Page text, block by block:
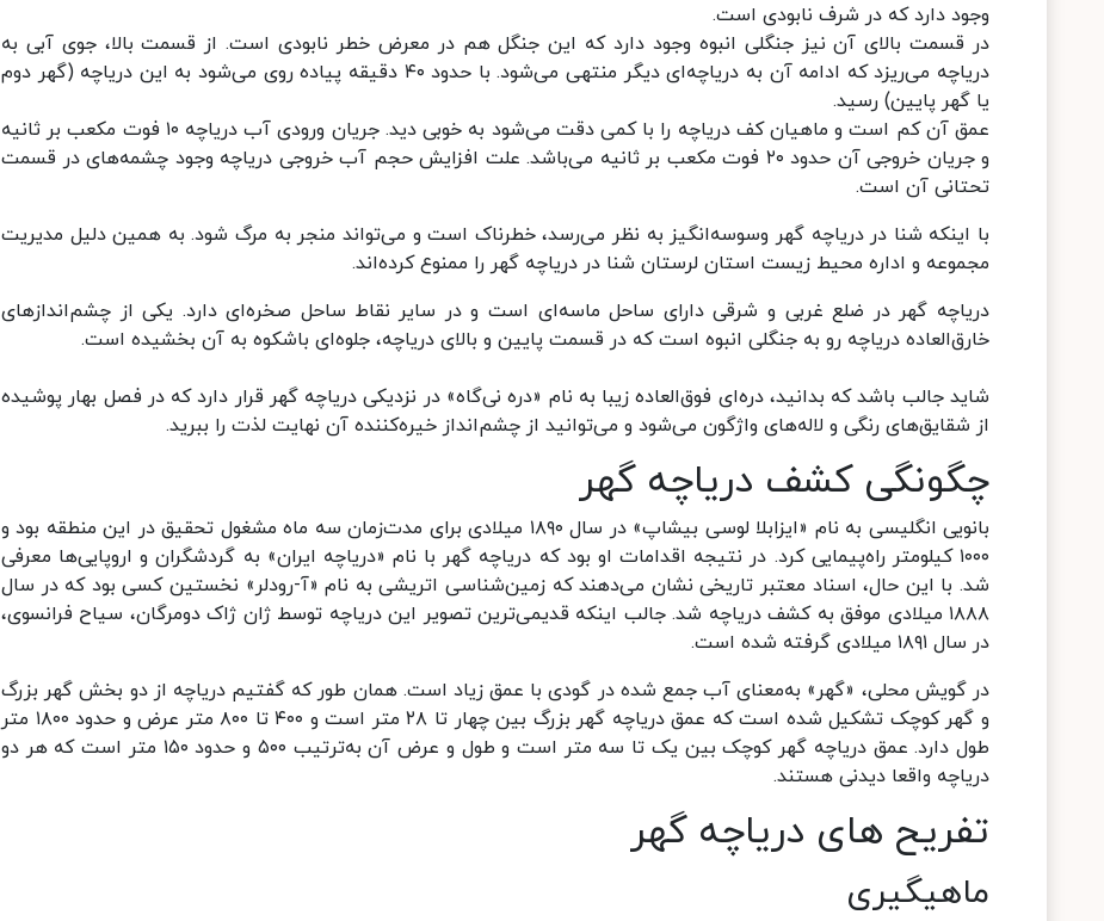
وجود دارد که در شرف نابودی است.
در قسمت بالای آن نیز جنگلی انبوه وجود دارد که این جنگل هم در معرض خطر نابودی است. از قسمت بالا، جوی آبی به
دریاچه می‌ریزد که ادامه آن به دریاچه‌ای دیگر منتهی می‌شود. با حدود ۴۰ دقیقه پیاده روی می‌شود به این دریاچه (گهر دوم
یا گهر پایین) رسید.
عمق آن کم است و ماهیان کف دریاچه را با کمی دقت می‌شود به خوبی دید. جریان ورودی آب دریاچه ۱۰ فوت مکعب بر ثانیه
و جریان خروجی آن حدود ۲۰ فوت مکعب بر ثانیه می‌باشد. علت افزایش حجم آب خروجی دریاچه وجود چشمه‌های در قسمت
تحتانی آن است.
با اینکه شنا در دریاچه گهر وسوسه‌انگیز به نظر می‌رسد، خطرناک است و می‌تواند منجر به مرگ شود. به همین دلیل مدیریت
مجموعه و اداره محیط زیست استان لرستان شنا در دریاچه گهر را ممنوع کرده‌اند.
دریاچه گهر در ضلع غربی و شرقی دارای ساحل ماسه‌ای است و در سایر نقاط ساحل صخره‌ای دارد. یکی از چشم‌اندازهای
خارق‌العاده دریاچه رو به جنگلی انبوه است که در قسمت پایین و بالای دریاچه، جلوه‌ای باشکوه به آن بخشیده‌ است.
شاید جالب باشد که بدانید، دره‌ای فوق‌العاده زیبا به نام «دره نی‌گاه» در نزدیکی دریاچه گهر قرار دارد که در فصل بهار پوشیده
از شقایق‌های رنگی و لاله‌های واژگون می‌شود و می‌توانید از چشم‌انداز خیره‌کننده‌ آن نهایت لذت را ببرید.
چگونگی کشف دریاچه گهر
بانویی انگلیسی به نام «ایزابلا لوسی بیشاپ» در سال ۱۸۹۰ میلادی برای مدت‌زمان سه ماه مشغول تحقیق در این منطقه بود و
۱۰۰۰ کیلومتر راه‌پیمایی کرد. در نتیجه اقدامات او بود که دریاچه گهر با نام «دریاچه ایران» به گردشگران و اروپایی‌ها معرفی
شد. با این حال، اسناد معتبر تاریخی نشان می‌دهند که زمین‌شناسی اتریشی به نام «آ-رودلر» نخستین کسی بود که در سال
۱۸۸۸ میلادی موفق به کشف دریاچه شد. جالب اینکه قدیمی‌ترین تصویر این دریاچه توسط ژان ژاک دومرگان، سیاح فرانسوی،
در سال ۱۸۹۱ میلادی گرفته شده ‌است.
در گویش محلی، «گهر» به‌معنای آب جمع شده در گودی با عمق زیاد است. همان طور که گفتیم دریاچه از دو بخش گهر بزرگ
و گهر کوچک تشکیل شده است که عمق دریاچه گهر بزرگ بین چهار تا ۲۸ متر است و ۴۰۰ تا ۸۰۰ متر عرض و حدود ۱۸۰۰ متر
طول دارد. عمق دریاچه گهر کوچک بین یک تا سه متر است و طول و عرض آن به‌ترتیب ۵۰۰ و حدود ۱۵۰ متر است که هر دو
دریاچه واقعا دیدنی هستند.
تفریح های دریاچه گهر
ماهیگیری